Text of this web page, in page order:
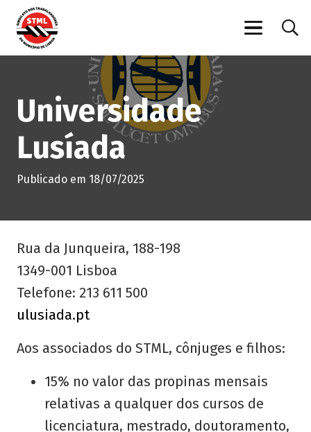
Universidade
Lusíada
Publicado em 18/07/2025
Rua da Junqueira, 188-198
1349-001 Lisboa
Telefone: 213 611 500
ulusiada.pt
Aos associados do STML, cônjuges e filhos:
15% no valor das propinas mensais
relativas a qualquer dos cursos de
licenciatura, mestrado, doutoramento,